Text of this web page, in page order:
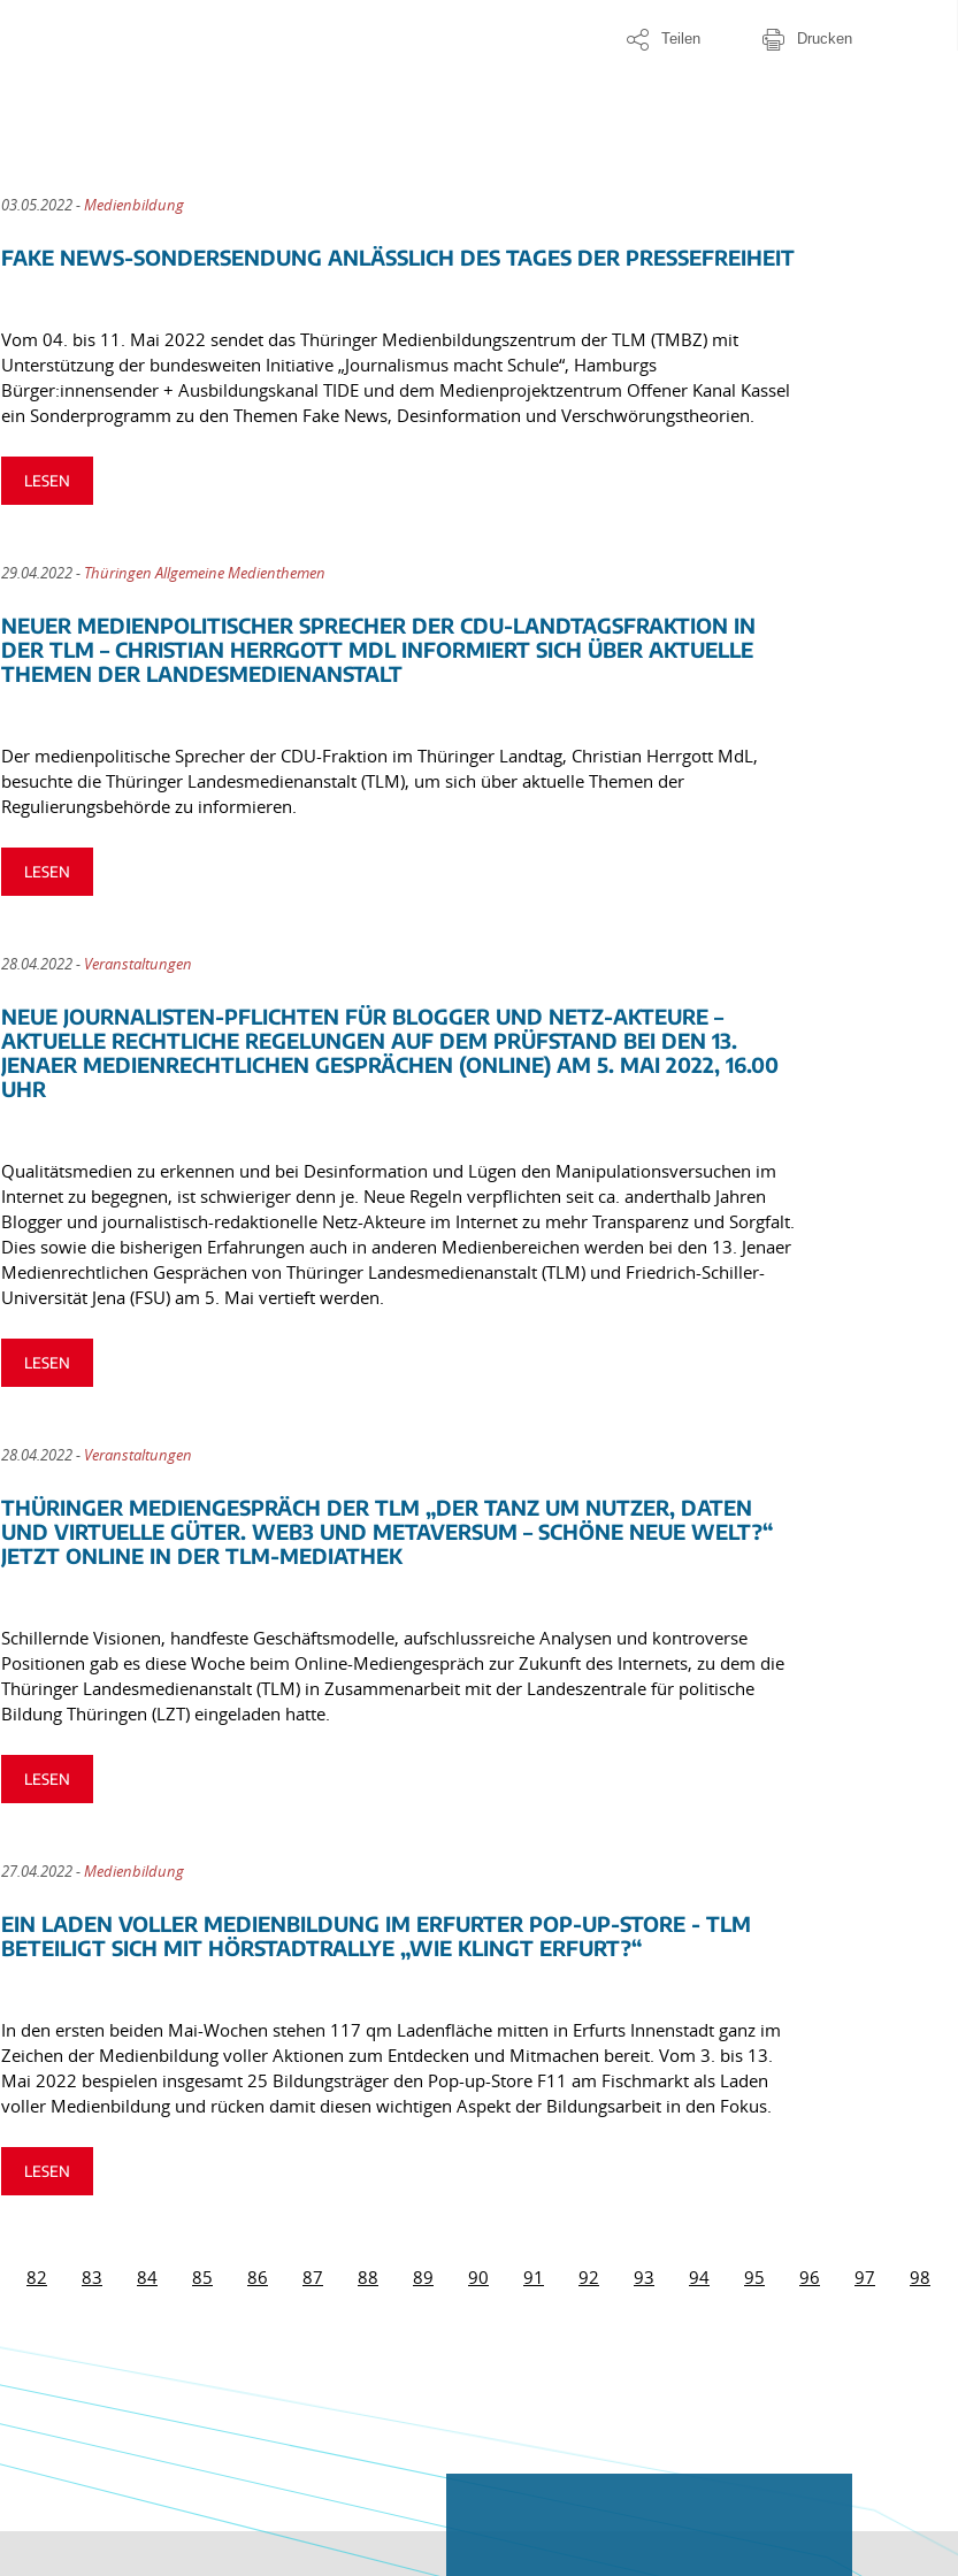
Teilen Drucken
03.05.2022 -Medienbildung
FAKE NEWS-SONDERSENDUNG ANLÄSSLICH DES TAGES DER PRESSEFREIHEIT
Vom 04. bis 11. Mai 2022 sendet das Thüringer Medienbildungszentrum der TLM (TMBZ) mit
Unterstützung der bundesweiten Initiative „Journalismus macht Schule“, Hamburgs
Bürger:innensender + Ausbildungskanal TIDE und dem Medienprojektzentrum Offener Kanal Kassel
ein Sonderprogramm zu den Themen Fake News, Desinformation und Verschwörungstheorien.
LESEN
29.04.2022 - Thüringen Allgemeine Medienthemen
NEUER MEDIENPOLITISCHER SPRECHER DER CDU-LANDTAGSFRAKTION IN
DER TLM – CHRISTIAN HERRGOTT MDL INFORMIERT SICH ÜBER AKTUELLE
THEMEN DER LANDESMEDIENANSTALT
Der medienpolitische Sprecher der CDU-Fraktion im Thüringer Landtag, Christian Herrgott MdL,
besuchte die Thüringer Landesmedienanstalt (TLM), um sich über aktuelle Themen der
Regulierungsbehörde zu informieren.
LESEN
28.04.2022 - Veranstaltungen
NEUE JOURNALISTEN-PFLICHTEN FÜR BLOGGER UND NETZ-AKTEURE –
AKTUELLE RECHTLICHE REGELUNGEN AUF DEM PRÜFSTAND BEI DEN 13.
JENAER MEDIENRECHTLICHEN GESPRÄCHEN (ONLINE) AM 5. MAI 2022, 16.00
UHR
Qualitätsmedien zu erkennen und bei Desinformation und Lügen den Manipulationsversuchen im
Internet zu begegnen, ist schwieriger denn je. Neue Regeln verpflichten seit ca. anderthalb Jahren
Blogger und journalistisch-redaktionelle Netz-Akteure im Internet zu mehr Transparenz und Sorgfalt.
Dies sowie die bisherigen Erfahrungen auch in anderen Medienbereichen werden bei den 13. Jenaer
Medienrechtlichen Gesprächen von Thüringer Landesmedienanstalt (TLM) und Friedrich-Schiller-
Universität Jena (FSU) am 5. Mai vertieft werden.
LESEN
28.04.2022 - Veranstaltungen
THÜRINGER MEDIENGESPRÄCH DER TLM „DER TANZ UM NUTZER, DATEN
UND VIRTUELLE GÜTER. WEB3 UND METAVERSUM – SCHÖNE NEUE WELT?“
JETZT ONLINE IN DER TLM-MEDIATHEK
Schillernde Visionen, handfeste Geschäftsmodelle, aufschlussreiche Analysen und kontroverse
Positionen gab es diese Woche beim Online-Mediengespräch zur Zukunft des Internets, zu dem die
Thüringer Landesmedienanstalt (TLM) in Zusammenarbeit mit der Landeszentrale für politische
Bildung Thüringen (LZT) eingeladen hatte.
LESEN
27.04.2022 -Medienbildung
EIN LADEN VOLLER MEDIENBILDUNG IM ERFURTER POP-UP-STORE - TLM
BETEILIGT SICH MIT HÖRSTADTRALLYE „WIE KLINGT ERFURT?“
In den ersten beiden Mai-Wochen stehen 117 qm Ladenfläche mitten in Erfurts Innenstadt ganz im
Zeichen der Medienbildung voller Aktionen zum Entdecken und Mitmachen bereit. Vom 3. bis 13.
Mai 2022 bespielen insgesamt 25 Bildungsträger den Pop-up-Store F11 am Fischmarkt als Laden
voller Medienbildung und rücken damit diesen wichtigen Aspekt der Bildungsarbeit in den Fokus.
LESEN
82 83 84 85 86 87 88 89 90 91 92 93 94 95 96 97 98